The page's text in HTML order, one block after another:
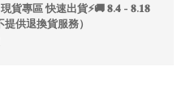
貨專區 快速出貨⚡️🚚 𝟖.𝟒 - 𝟖.𝟏𝟖
供退換貨服務）